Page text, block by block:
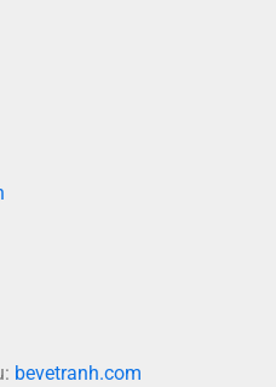
bevetranh.com